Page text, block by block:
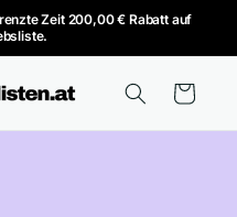
Zeit 200,00 € Rabatt auf
Warenkorb